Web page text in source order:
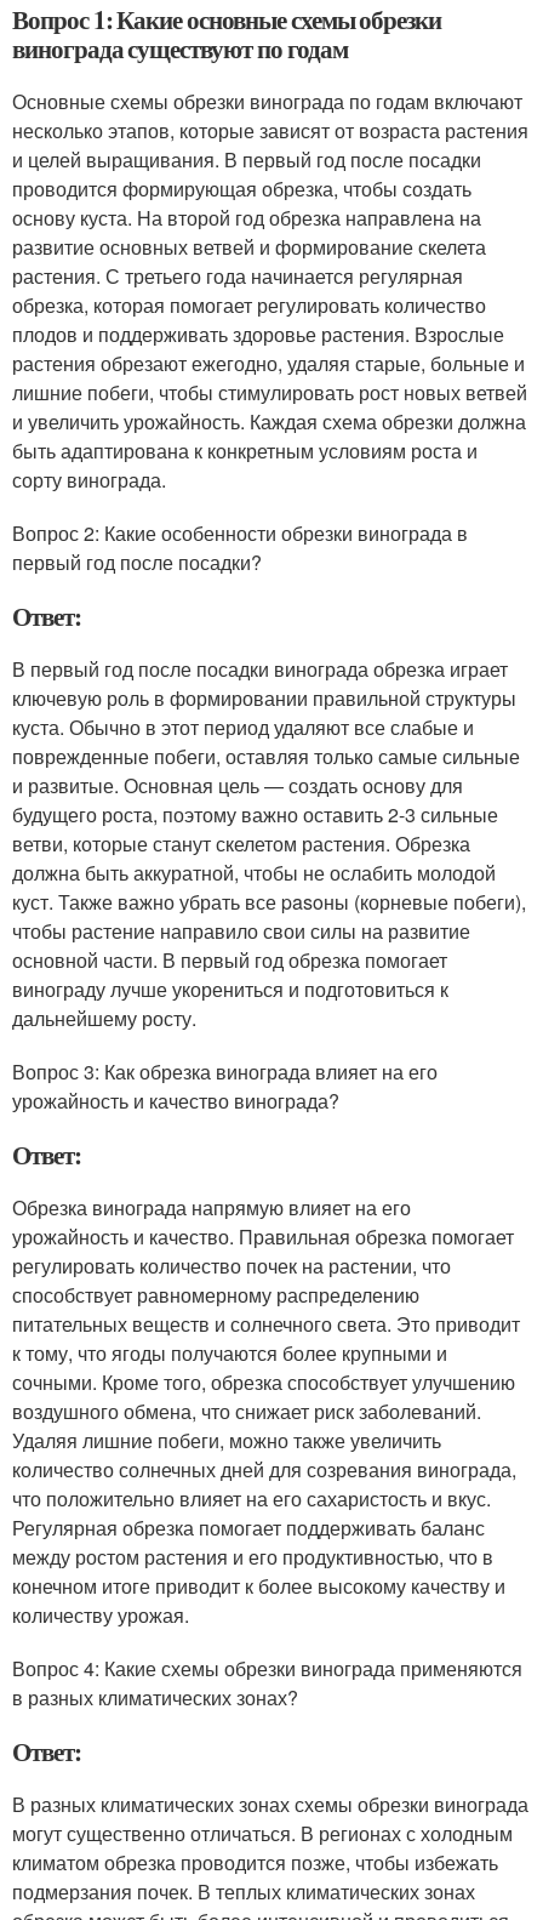
Вопрос 1: Какие основные схемы обрезки
винограда существуют по годам
Основные схемы обрезки винограда по годам включают
несколько этапов, которые зависят от возраста растения
и целей выращивания. В первый год после посадки
проводится формирующая обрезка, чтобы создать
основу куста. На второй год обрезка направлена на
развитие основных ветвей и формирование скелета
растения. С третьего года начинается регулярная
обрезка, которая помогает регулировать количество
плодов и поддерживать здоровье растения. Взрослые
растения обрезают ежегодно, удаляя старые, больные и
лишние побеги, чтобы стимулировать рост новых ветвей
и увеличить урожайность. Каждая схема обрезки должна
быть адаптирована к конкретным условиям роста и
сорту винограда.
Вопрос 2: Какие особенности обрезки винограда в
первый год после посадки?
Ответ:
В первый год после посадки винограда обрезка играет
ключевую роль в формировании правильной структуры
куста. Обычно в этот период удаляют все слабые и
поврежденные побеги, оставляя только самые сильные
и развитые. Основная цель — создать основу для
будущего роста, поэтому важно оставить 2-3 сильные
ветви, которые станут скелетом растения. Обрезка
должна быть аккуратной, чтобы не ослабить молодой
куст. Также важно убрать все pasoны (корневые побеги),
чтобы растение направило свои силы на развитие
основной части. В первый год обрезка помогает
винограду лучше укорениться и подготовиться к
дальнейшему росту.
Вопрос 3: Как обрезка винограда влияет на его
урожайность и качество винограда?
Ответ:
Обрезка винограда напрямую влияет на его
урожайность и качество. Правильная обрезка помогает
регулировать количество почек на растении, что
способствует равномерному распределению
питательных веществ и солнечного света. Это приводит
к тому, что ягоды получаются более крупными и
сочными. Кроме того, обрезка способствует улучшению
воздушного обмена, что снижает риск заболеваний.
Удаляя лишние побеги, можно также увеличить
количество солнечных дней для созревания винограда,
что положительно влияет на его сахаристость и вкус.
Регулярная обрезка помогает поддерживать баланс
между ростом растения и его продуктивностью, что в
конечном итоге приводит к более высокому качеству и
количеству урожая.
Вопрос 4: Какие схемы обрезки винограда применяются
в разных климатических зонах?
Ответ:
В разных климатических зонах схемы обрезки винограда
могут существенно отличаться. В регионах с холодным
климатом обрезка проводится позже, чтобы избежать
подмерзания почек. В теплых климатических зонах